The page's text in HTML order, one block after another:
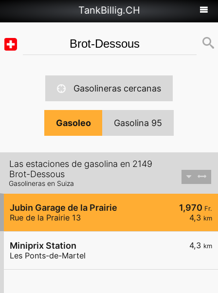
TankBillig.CH
Gasolineras cercanas
Gasoleo Gasolina 95
Las estaciones de gasolina en 2149
Brot-Dessous
Gasolineras en Suiza
1,970 Fr.
4,3 km
Jubin Garage de la Prairie
Rue de la Prairie 13
4,3 km
Miniprix Station
Les Ponts-de-Martel